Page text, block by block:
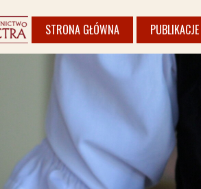
STRONA GŁÓWNA PUBLIKACJE
KSIĄŻKI
ALBUMY I
POEZJA
PUBLIKACJE